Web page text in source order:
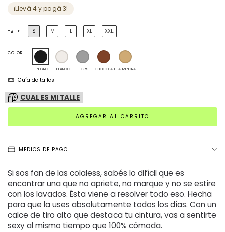
¡Llevá 4 y pagá 3!
TALLE S M L XL XXL
COLOR
NEGRO BLANCO GRIS CHOCOLATEALMENDRA
Guía de talles
CUAL ES MI TALLE
MEDIOS DE PAGO
Si sos fan de las colaless, sabés lo difícil que es
encontrar una que no apriete, no marque y no se estire
con los lavados. Ésta viene a resolver todo eso. Hecha
para que la uses absolutamente todos los días. Con un
calce de tiro alto que destaca tu cintura, vas a sentirte
sexy al mismo tiempo que 100% cómoda.